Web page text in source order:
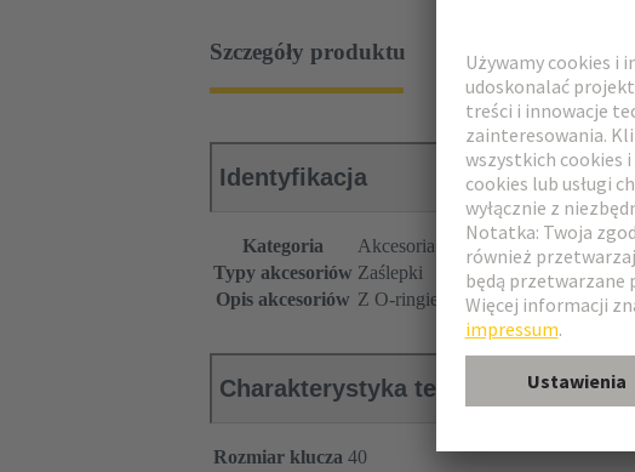
Szczegóły produktu
Identyfikacja
Kategoria
Akcesoria
Typy akcesoriów Zaślepki
Opis akcesoriów Z O-ringiem
Charakterystyka techniczna
Rozmiar klucza 40